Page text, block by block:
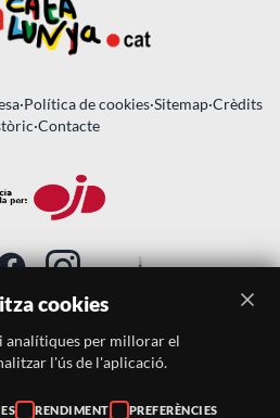
·Política de cookies·Sitemap·Crèdits
·Contacte
TE AL BUTLLETÍ
938046359
cookies
analítiques per millorar el
l'ús de l'aplicació.
RENDIMENT PREFERÈNCIES